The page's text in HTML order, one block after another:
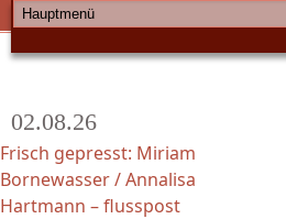
HAUPTMENÜ
02.08.26
Frisch gepresst: Miriam
Bornewasser / Annalisa
Hartmann – flusspost